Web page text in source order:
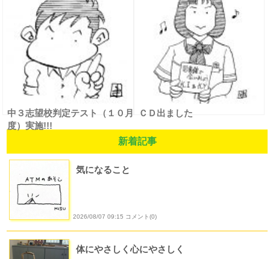
中３志望校判定テスト（１０月
度）実施!!!
ＣＤ出ました
新着記事
気になること
2026/08/07 09:15 コメント(0)
体にやさしく心にやさしく